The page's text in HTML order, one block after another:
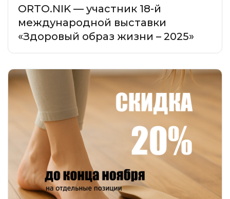
ORTO.NIK — участник 18-й
международной выставки
«Здоровый образ жизни – 2025»